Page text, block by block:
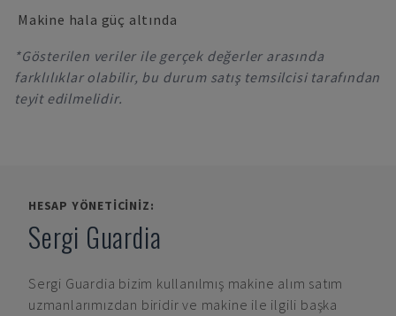
Makine hala güç altında
*Gösterilen veriler ile gerçek değerler arasında
farklılıklar olabilir, bu durum satış temsilcisi tarafından
teyit edilmelidir.
HESAP YÖNETICINIZ:
Sergi Guardia
Sergi Guardia bizim kullanılmış makine alım satım
uzmanlarımızdan biridir ve makine ile ilgili başka